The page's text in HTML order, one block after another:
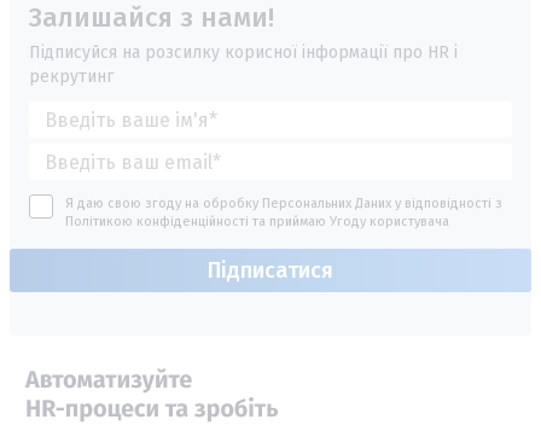
Залишайся з нами!
Підписуйся на розсилку корисної інформації про HR і
рекрутинг
Я даю свою згоду на обробку Персональних Даних у відповідності з
Політикою конфіденційності та приймаю Угоду користувача